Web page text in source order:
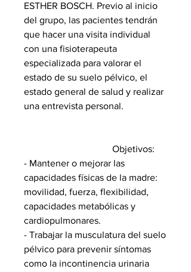
ESTHER BOSCH. Previo al inicio
del grupo, las pacientes tendrán
que hacer una visita individual
con una fisioterapeuta
especializada para valorar el
estado de su suelo pélvico, el
estado general de salud y realizar
una entrevista personal.
Objetivos:
- Mantener o mejorar las
capacidades físicas de la madre:
movilidad, fuerza, flexibilidad,
capacidades metabólicas y
cardiopulmonares.
- Trabajar la musculatura del suelo
pélvico para prevenir síntomas
como la incontinencia urinaria